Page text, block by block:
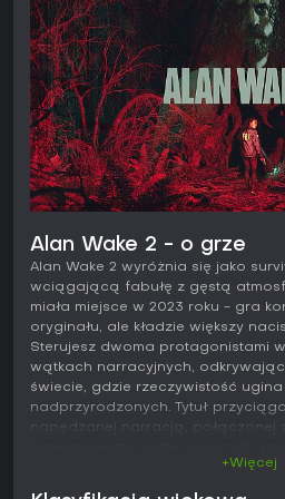
Alan Wake 2 - o grze
Alan Wake 2 wyróżnia się jako
wciągającą fabułę z gęstą
miała miejsce w 2023 roku - gra
oryginału, ale kładzie większy
Sterujesz dwoma protagonistami
wątkach narracyjnych,
świecie, gdzie rzeczywistość ugina
nadprzyrodzonych. Tytuł
napędzanej narracją, połączonej
Northwest i surrealistycznych+Więcej